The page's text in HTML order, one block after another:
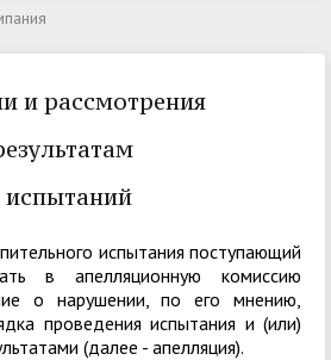
и рассмотрения
испытаний
испытания поступающий
в апелляционную комиссию
о нарушении, по его мнению,
проведения испытания и (или)
(далее - апелляция).